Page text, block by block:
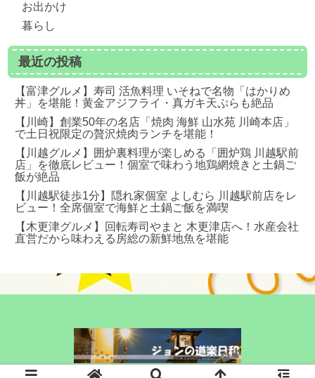
お出かけ
暮らし
最近の投稿
【富津グルメ】寿司 活魚料理 いそねで名物「はかりめ
丼」を堪能！黄金アジフライ・真ガキ天ぷらも絶品
【川崎】創業50年の名店「焼肉 海鮮 山水苑 川崎本店」
で土日祝限定の贅沢焼肉ランチを堪能！
【川越グルメ】囲炉裏料理が楽しめる「囲炉鶏 川越駅前
店」を徹底レビュー！個室で味わう地鶏網焼きと土鍋ご
飯が絶品
【川越駅徒歩1分】隠れ家個室 よしむら 川越駅前店をレ
ビュー！全席個室で海鮮と土鍋ご飯を満喫
【木更津グルメ】回転寿司やまと 木更津店へ！水産会社
直営だから味わえる房総の新鮮地魚を堪能